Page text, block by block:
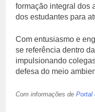
formação integral dos
dos estudantes para
Com entusiasmo e
se referência dentro
impulsionando
defesa do meio
Com informações de Portal